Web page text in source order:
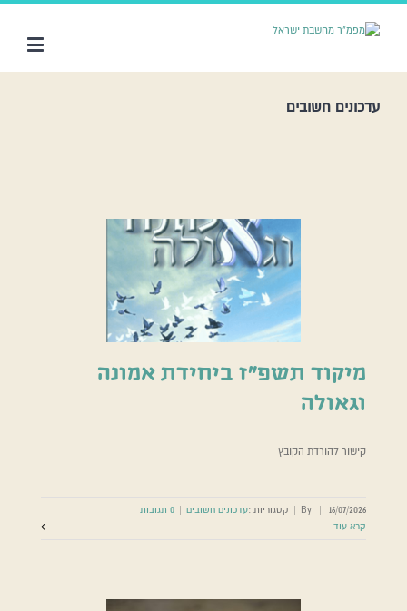
עדכונים חשובים
מיקוד תשפ”ז ביחידת אמונה
וגאולה
קישור להורדת הקובץ
By | 16/07/2026
| קטגוריות :עדכונים חשובים | 0 תגובות
קרא עוד